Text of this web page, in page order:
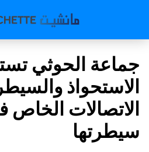
جماعة الحوثي
الاستحواذ
الاتصالات
سيطرتها